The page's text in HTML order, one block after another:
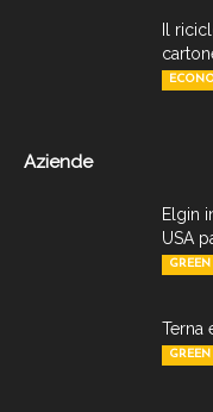
Il
Aziende
Elgin
USA
Terna